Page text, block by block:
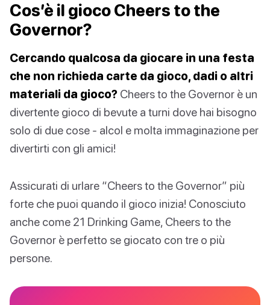
Cos’è il gioco Cheers to the
Governor?
Cercando qualcosa da giocare in una festa
che non richieda carte da gioco, dadi o altri
materiali da gioco? Cheers to the Governor è un
divertente gioco di bevute a turni dove hai bisogno
solo di due cose - alcol e molta immaginazione per
divertirti con gli amici!
Assicurati di urlare “Cheers to the Governor” più
forte che puoi quando il gioco inizia! Conosciuto
anche come 21 Drinking Game, Cheers to the
Governor è perfetto se giocato con tre o più
persone.